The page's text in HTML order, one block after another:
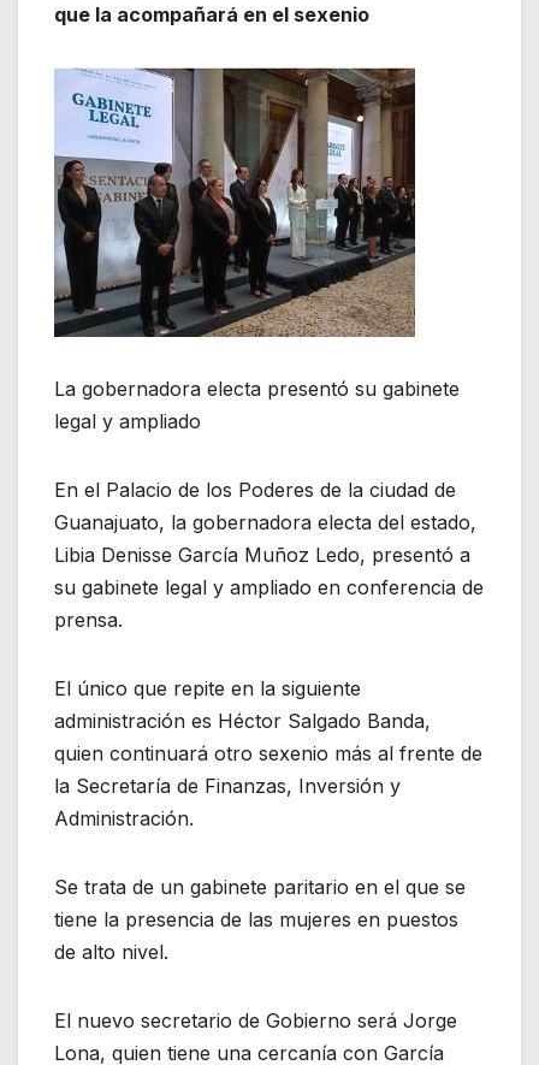
que la acompañará en el sexenio
La gobernadora electa presentó su gabinete
legal y ampliado
En el Palacio de los Poderes de la ciudad de
Guanajuato, la gobernadora electa del estado,
Libia Denisse García Muñoz Ledo, presentó a
su gabinete legal y ampliado en conferencia de
prensa.
El único que repite en la siguiente
administración es Héctor Salgado Banda,
quien continuará otro sexenio más al frente de
la Secretaría de Finanzas, Inversión y
Administración.
Se trata de un gabinete paritario en el que se
tiene la presencia de las mujeres en puestos
de alto nivel.
El nuevo secretario de Gobierno será Jorge
Lona, quien tiene una cercanía con García